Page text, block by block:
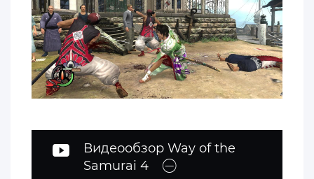
Видеообзор Way of the
Samurai 4